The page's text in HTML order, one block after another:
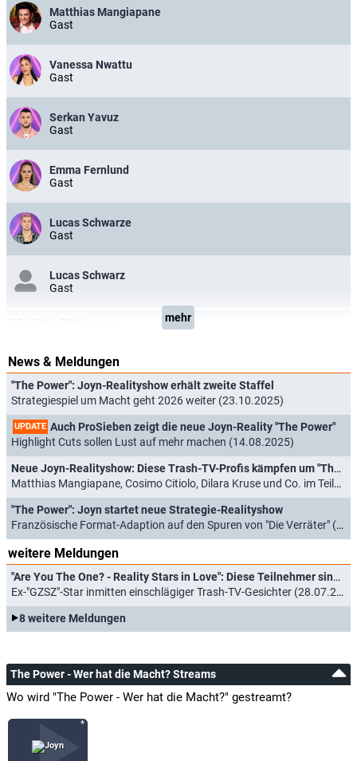
Matthias Mangiapane
Gast
Vanessa Nwattu
Gast
Serkan Yavuz
Gast
Emma Fernlund
Gast
Lucas Schwarze
Gast
Lucas Schwarz
Gast
mehr
News & Meldungen
"The Power": Joyn-Realityshow erhält zweite Staffel
Strategiespiel um Macht geht 2026 weiter (23.10.2025)
UPDATE Auch ProSieben zeigt die neue Joyn-Reality "The Power"
Highlight Cuts sollen Lust auf mehr machen (14.08.2025)
Neue Joyn-Realityshow: Diese Trash-TV-Profis kämpfen um "The Power"
Matthias Mangiapane, Cosimo Citiolo, Dilara Kruse und Co. im Teilnehmerfeld (26.03.2025)
"The Power": Joyn startet neue Strategie-Realityshow
Französische Format-Adaption auf den Spuren von "Die Verräter" (16.03.2025)
weitere Meldungen
"Are You The One? - Reality Stars in Love": Diese Teilnehmer sind in Staffel 6 dabei
Ex-"GZSZ"-Star inmitten einschlägiger Trash-TV-Gesichter (28.07.2026)
8 weitere Meldungen
The Power - Wer hat die Macht? Streams
Wo wird "The Power - Wer hat die Macht?" gestreamt?